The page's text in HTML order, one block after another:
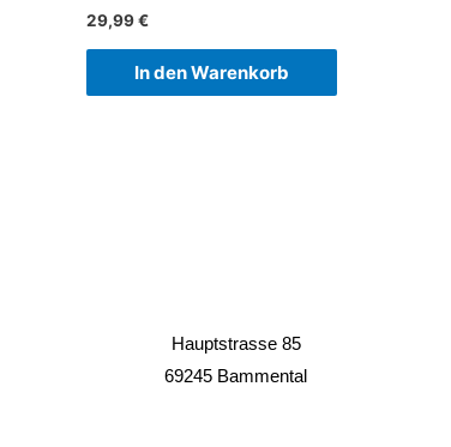
29,99€
In den Warenkorb
Hauptstrasse 85
69245 Bammental